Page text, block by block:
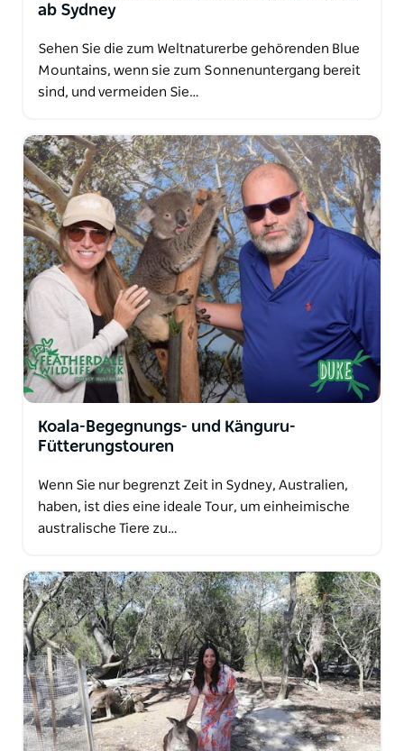
ab Sydney
Sehen Sie die zum Weltnaturerbe gehörenden Blue
Mountains, wenn sie zum Sonnenuntergang bereit
sind, und vermeiden Sie…
Koala-Begegnungs- und Känguru-
Fütterungstouren
Wenn Sie nur begrenzt Zeit in Sydney, Australien,
haben, ist dies eine ideale Tour, um einheimische
australische Tiere zu…